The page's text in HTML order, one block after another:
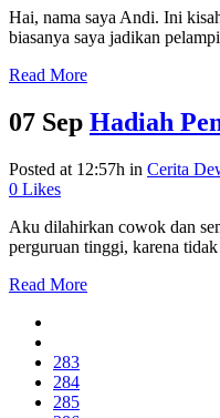
Hai, nama saya Andi. Ini
biasanya saya jadikan
Read More
07 Sep Hadiah
Posted at 12:57h in Cerita
0 Likes
Aku dilahirkan cowok dan
perguruan tinggi, karena
Read More
283
284
285